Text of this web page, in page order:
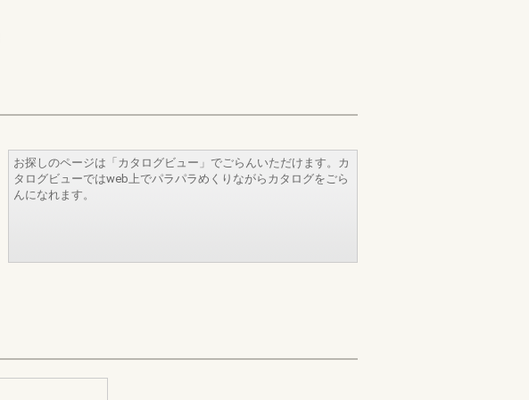
お探しのページは「カタログビュー」でごらんいただけます。カ
タログビューではweb上でパラパラめくりながらカタログをごら
んになれます。